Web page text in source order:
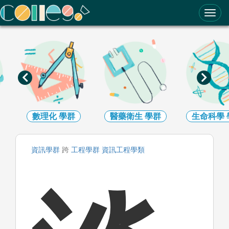
ColleGo! 大學選才與高中育才輔助系統
醫藥衛生學群 生命科學學群 生物資
資訊學群 跨 工程學群 資訊工程學類